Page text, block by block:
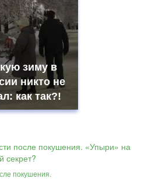
зиму в
никто не
как так?!
покушения.